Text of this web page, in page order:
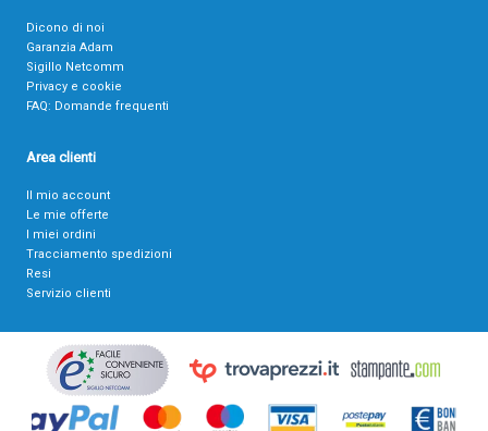
Dicono di noi
Garanzia Adam
Sigillo Netcomm
Privacy e cookie
FAQ: Domande frequenti
Area clienti
Il mio account
Le mie offerte
I miei ordini
Tracciamento spedizioni
Resi
Servizio clienti